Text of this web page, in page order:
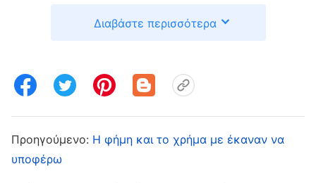
δουλειά στην Ιαπωνία βγάζεις όσα σε δέκα
αυτό. Σκέφτηκα ότι είχα βρει επιτέλους μια
μεγάλη, αλλά σκέφτηκα, «Τα αγαθά κόποις
κτώνται. Θα κάνουμε απόσβεση γρήγορα, αν
Διαβάστε περισσότερα
Προηγούμενο: Η φήμη και το χρήμα με έκαναν να
υποφέρω